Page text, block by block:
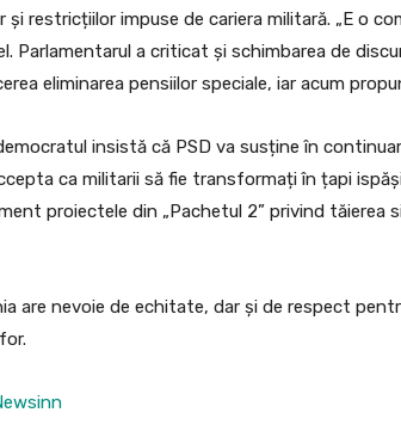
și restricțiilor impuse de cariera militară. „E o
Parlamentarul a criticat și schimbarea de
eliminarea pensiilor speciale, iar acum
insistă că PSD va susține în
ca militarii să fie transformați în țapi
proiectele din „Pachetul 2” privind
are nevoie de echitate, dar și de respect